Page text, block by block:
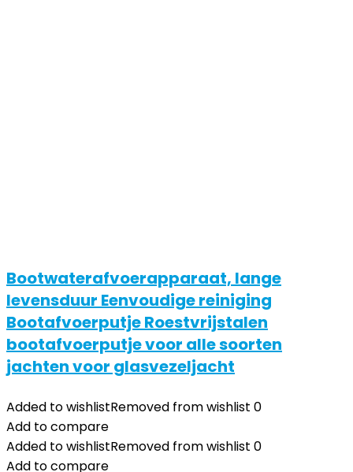
Bootwaterafvoerapparaat, lange
levensduur Eenvoudige reiniging
Bootafvoerputje Roestvrijstalen
bootafvoerputje voor alle soorten
jachten voor glasvezeljacht
Added to wishlistRemoved from wishlist 0
Add to compare
Added to wishlistRemoved from wishlist 0
Add to compare